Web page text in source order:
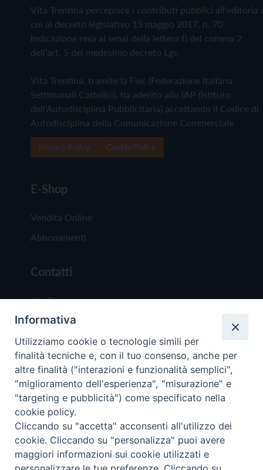
Vita Trentina percepisce i contributi pubblici all'editoria
cui al decreto legislativo 15 maggio 2017, n. 70.
Indicazione resa ai sensi della lettera f) del comma 2
dell'art. 5 del medesimo decreto Lgs.
Vita Trentina, tramite la Fisc (Federazione Italiana
Settimanali Cattolici), ha aderito allo IAP (Istituto
dell'Autodisciplina Pubblicitaria) accettando il Codice di
Autodisciplina della Comunicazione Commerciale
E-Shop
Vendita Online
Abbonamenti
Contatti
Chi Siamo
Redazione
Scrivici
Copyright © 2019 - Tutti i diritti riservati - Vita
Trentina Editrice
Privacy Policy
Informativa
Utilizziamo cookie o tecnologie simili per
finalità tecniche e, con il tuo consenso, anche per
altre finalità ("interazioni e funzionalità semplici",
"miglioramento dell'esperienza", "misurazione" e
"targeting e pubblicità") come specificato nella
cookie policy.
Cliccando su "accetta" acconsenti all'utilizzo dei
cookie. Cliccando su "personalizza" puoi avere
maggiori informazioni sui cookie utilizzati e